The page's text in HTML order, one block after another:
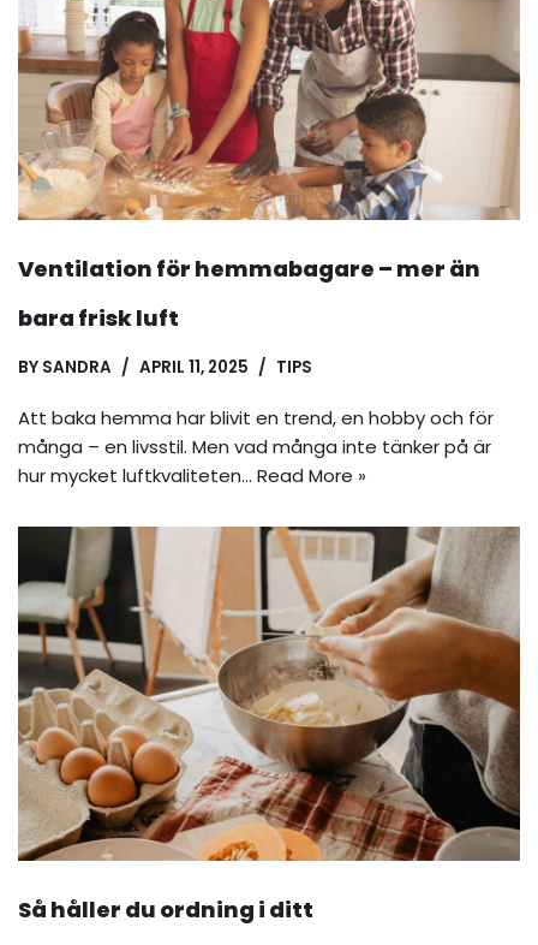
Ventilation för hemmabagare – mer än
bara frisk luft
BY SANDRA APRIL 11, 2025 TIPS
Att baka hemma har blivit en trend, en hobby och för
många – en livsstil. Men vad många inte tänker på är
hur mycket luftkvaliteten… Read More »
Så håller du ordning i ditt